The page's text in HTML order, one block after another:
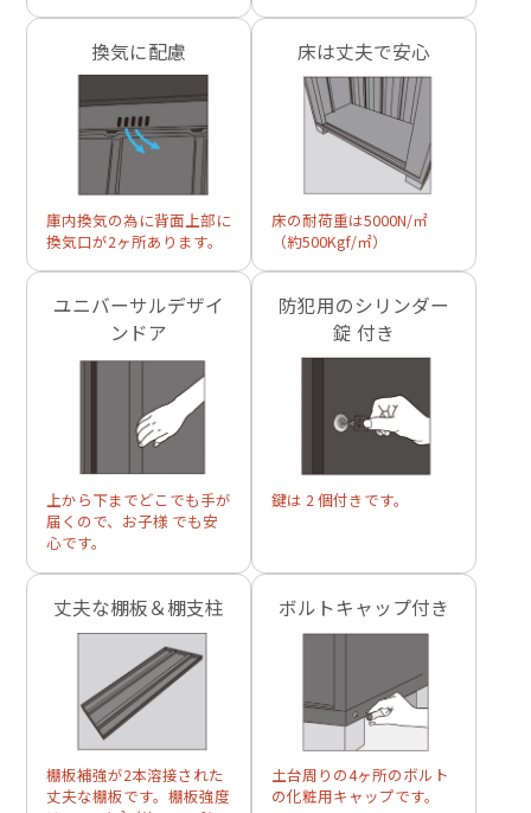
換気に配慮
庫内換気の為に背面上部に
換気口が2ヶ所あります。
床は丈夫で安心
床の耐荷重は5000N/㎡
（約500Kgf/㎡）
ユニバーサルデザイ
ンドア
上から下までどこでも手が
届くので、お子様 でも安
心です。
防犯用のシリンダー
錠 付き
鍵は 2 個付きです。
丈夫な棚板＆棚支柱
棚板補強が2本溶接された
丈夫な棚板です。棚板強度
ボルトキャップ付き
土台周りの4ヶ所のボルト
の化粧用キャップです。